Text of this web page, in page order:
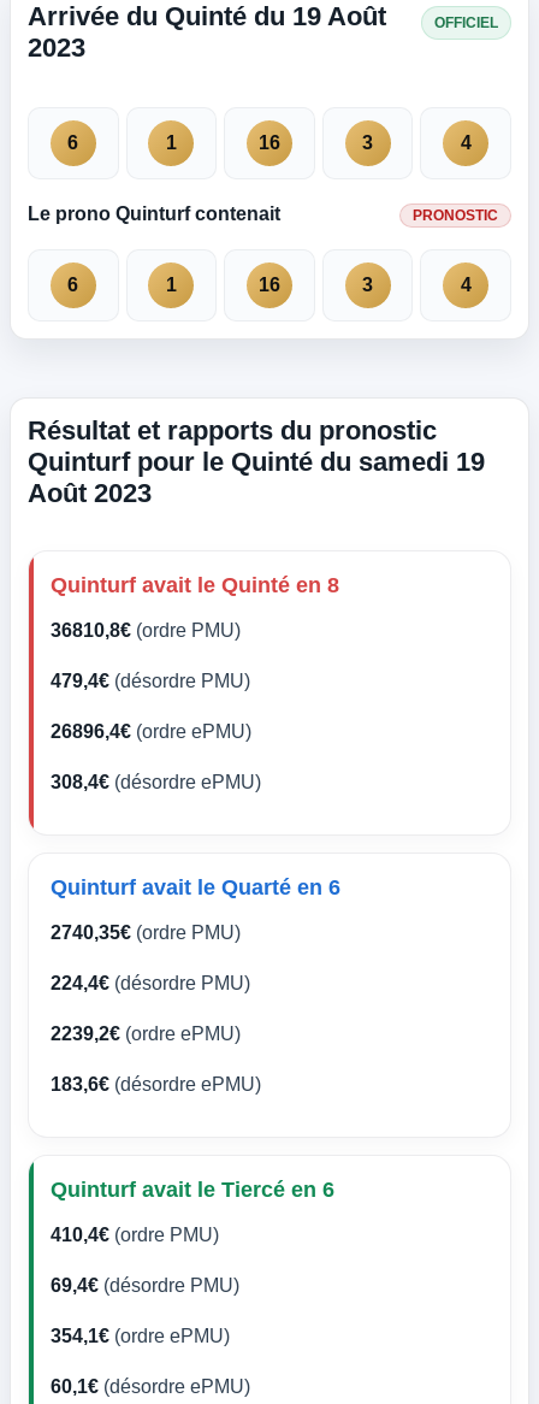
Arrivée du Quinté du 19 Août
2023
OFFICIEL
6 1 16 3 4
Le prono Quinturf contenait PRONOSTIC
6 1 16 3 4
Résultat et rapports du pronostic
Quinturf pour le Quinté du samedi 19
Août 2023
Quinturf avait le Quinté en 8
36810,8€ (ordre PMU)
479,4€ (désordre PMU)
26896,4€ (ordre ePMU)
308,4€ (désordre ePMU)
Quinturf avait le Quarté en 6
2740,35€ (ordre PMU)
224,4€ (désordre PMU)
2239,2€ (ordre ePMU)
183,6€ (désordre ePMU)
Quinturf avait le Tiercé en 6
410,4€ (ordre PMU)
69,4€ (désordre PMU)
354,1€ (ordre ePMU)
60,1€ (désordre ePMU)